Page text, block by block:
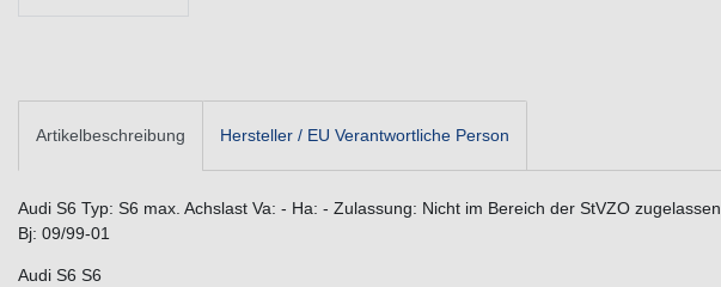
Artikelbeschreibung Hersteller / EU Verantwortliche Person
Audi S6 Typ: S6 max. Achslast Va: - Ha: - Zulassung: Nicht im Bereich der StVZO zugelassen
Bj: 09/99-01
Audi S6 S6